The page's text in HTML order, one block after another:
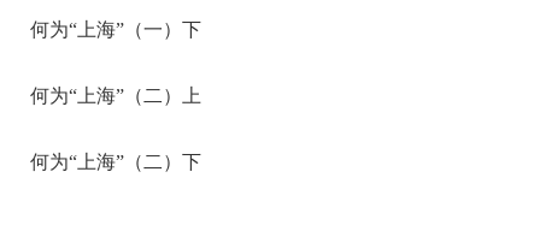
何为“上海”（一）下
何为“上海”（二）上
何为“上海”（二）下